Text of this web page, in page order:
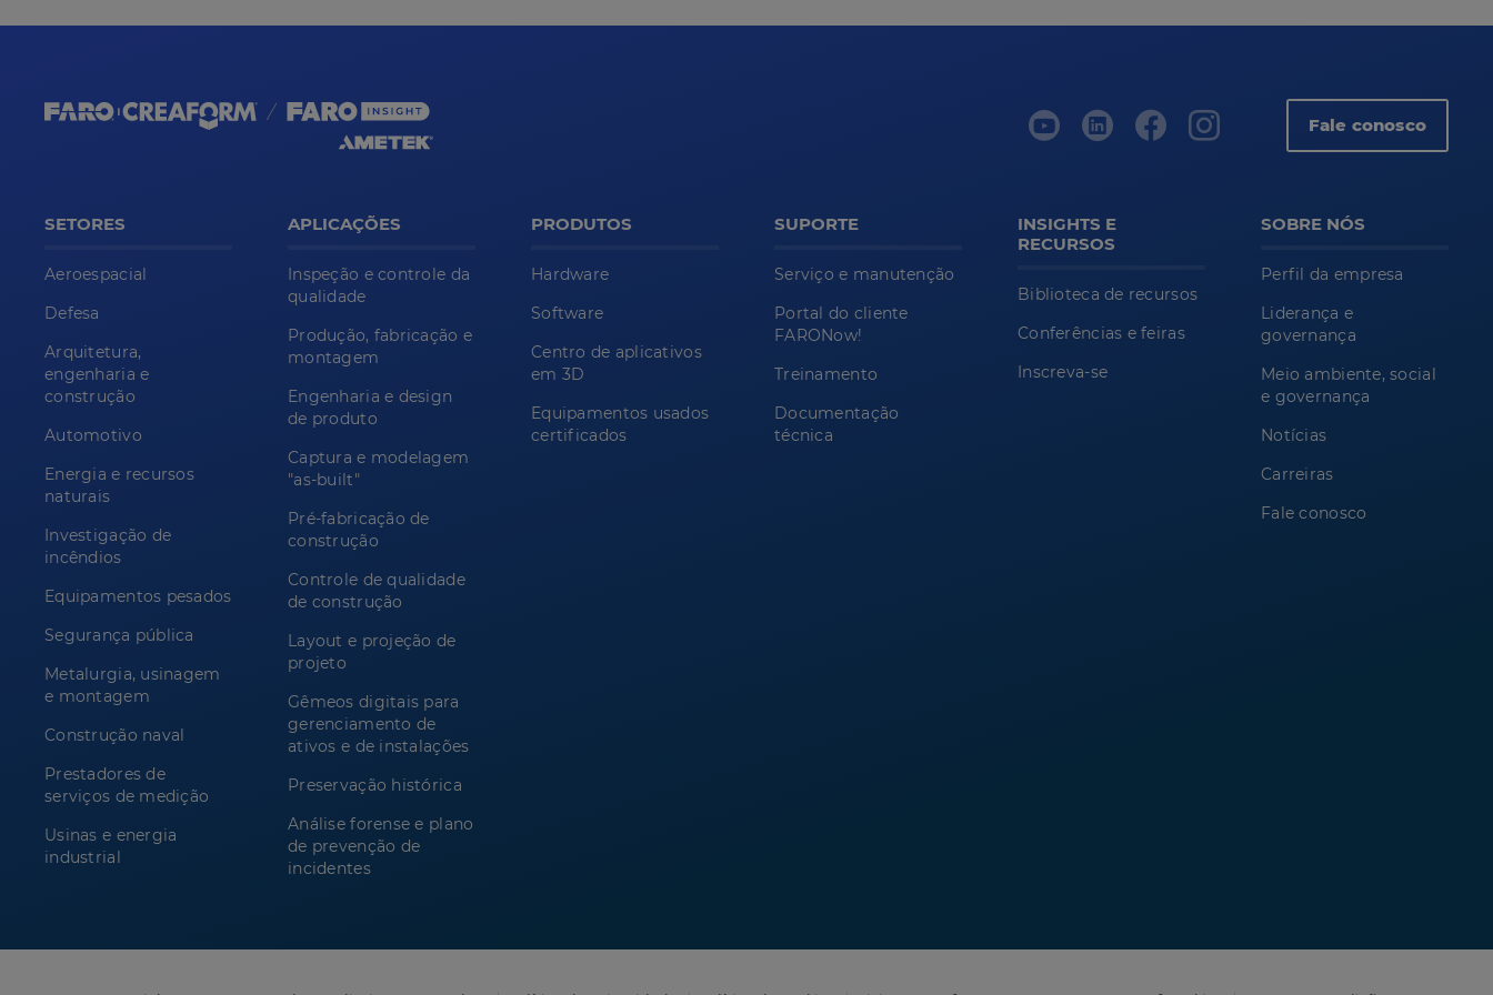
Fale conosco
SETORES
Aeroespacial
Defesa
Arquitetura,
engenharia e
construção
Automotivo
Energia e recursos
naturais
Investigação de
incêndios
Equipamentos pesados
Segurança pública
Metalurgia, usinagem
e montagem
Construção naval
Prestadores de
serviços de medição
Usinas e energia
industrial
APLICAÇÕES
Inspeção e controle da
qualidade
Produção, fabricação e
montagem
Engenharia e design
de produto
Captura e modelagem
"as-built"
Pré-fabricação de
construção
Controle de qualidade
de construção
Layout e projeção de
projeto
Gêmeos digitais para
gerenciamento de
ativos e de instalações
Preservação histórica
Análise forense e plano
de prevenção de
incidentes
PRODUTOS
Hardware
Software
Centro de aplicativos
em 3D
Equipamentos usados
certificados
SUPORTE
Serviço e manutenção
Portal do cliente
FARONow!
Treinamento
Documentação
técnica
INSIGHTS E
RECURSOS
Biblioteca de recursos
Conferências e feiras
Inscreva-se
SOBRE NÓS
Perfil da empresa
Liderança e
governança
Meio ambiente, social
e governança
Notícias
Carreiras
Fale conosco